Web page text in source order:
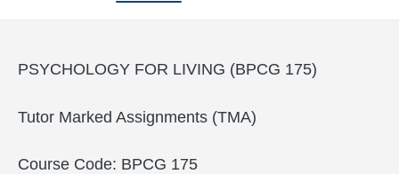
PSYCHOLOGY FOR LIVING (BPCG 175)
Tutor Marked Assignments (TMA)
Course Code: BPCG 175